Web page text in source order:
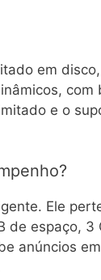
em
com
e o
Ele
de espaço, 3
anúncios em